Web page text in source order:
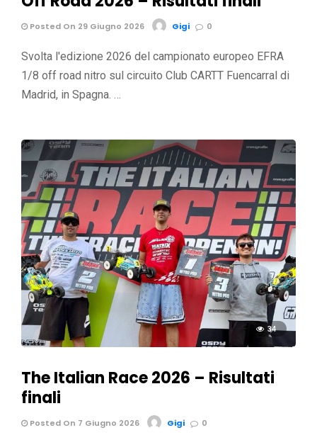
Posted On 29 Giugno 2026 Gigi 0
Svolta l'edizione 2026 del campionato europeo EFRA
1/8 off road nitro sul circuito Club CARTT Fuencarral di
Madrid, in Spagna. …
34
The Italian Race 2026 – Risultati
finali
Posted On 7 Giugno 2026 Gigi 0